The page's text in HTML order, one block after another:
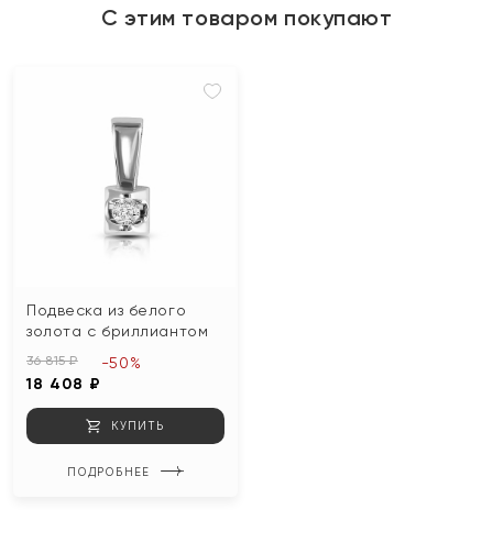
С этим товаром покупают
Подвеска из белого
золота с бриллиантом
36 815 ₽
18 408 ₽
-50%
КУПИТЬ
ПОДРОБНЕЕ